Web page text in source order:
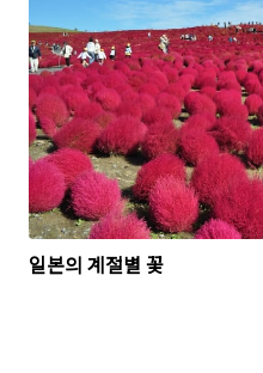
일본의 계절별 꽃